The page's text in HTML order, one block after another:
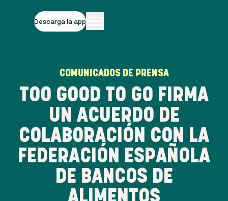
Descarga la app
COMUNICADOS DE PRENSA
TOO GOOD TO GO FIRMA
UN ACUERDO DE
COLABORACIÓN CON LA
FEDERACIÓN ESPAÑOLA
DE BANCOS DE
ALIMENTOS